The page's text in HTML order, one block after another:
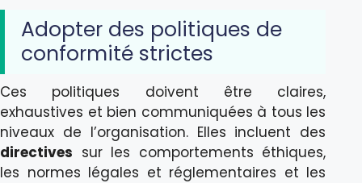
Adopter des politiques de
conformité strictes
Ces politiques doivent être claires,
exhaustives et bien communiquées à tous les
niveaux de l’organisation. Elles incluent des
directives sur les comportements éthiques,
les normes légales et réglementaires et les